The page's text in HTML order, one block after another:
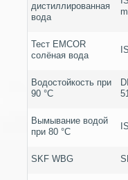
дистиллированная
вода
Тест EMCOR
солёная вода
Водостойкость при
90 °C
Вымывание водой
при 80 °C
SKF WBG